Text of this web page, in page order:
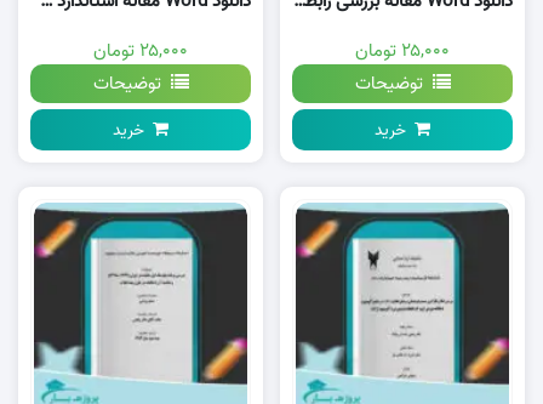
۲۵,۰۰۰ تومان
توضیحات
خرید
۲۵,۰۰۰ تومان
توضیحات
خرید